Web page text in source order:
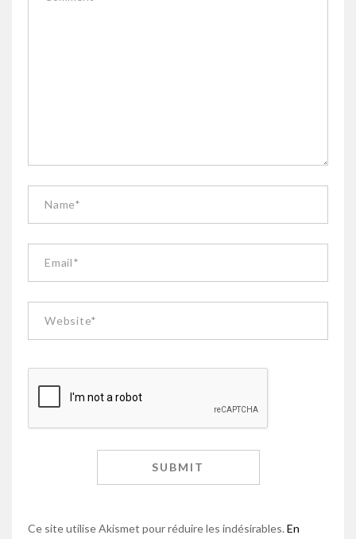
Ce site utilise Akismet pour réduire les indésirables. En